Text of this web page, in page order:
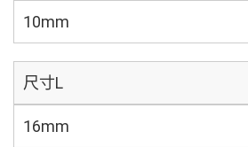
10mm
尺寸L
16mm